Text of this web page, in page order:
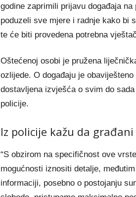
godine zaprimili prijavu događaja
poduzeli sve mjere i radnje kako bi
te će biti provedena potrebna
Oštećenoj osobi je pružena
ozlijede. O događaju je
dostavljena izvješća o svim do
policije.
Iz policije kažu da
“S obzirom na specifičnost ove
mogućnosti iznositi detalje,
informaciji, posebno o postojanju